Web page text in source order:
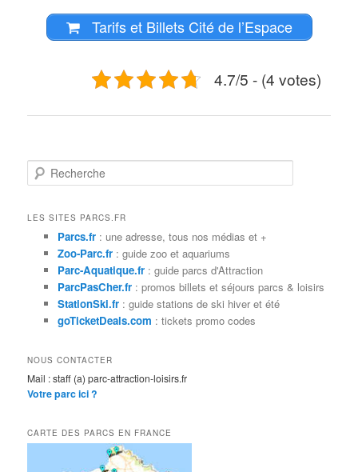
Tarifs et Billets Cité de l’Espace
4.7/5 - (4 votes)
e
hLES SITES PARCS.FR
Parcs.fr: une adresse, tous nos médias et +
Zoo-Parc.fr: guide zoo et aquariums
Parc-Aquatique.fr: guide parcs d'Attraction
ParcPasCher.fr: promos billets et séjours parcs & loisirs
StationSki.fr: guide stations de ski hiver et été
goTicketDeals.com : tickets promo codes
NOUS CONTACTER
Mail : staff (a) parc-attraction-loisirs.fr
Votre parc ici ?
CARTE DES PARCS EN FRANCE